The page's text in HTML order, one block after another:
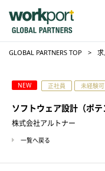
GLOBAL PARTNERS TOP
NEW 正社員 未経験可
ソフトウェア設計（ポテ
株式会社アルトナー
一覧へ戻る